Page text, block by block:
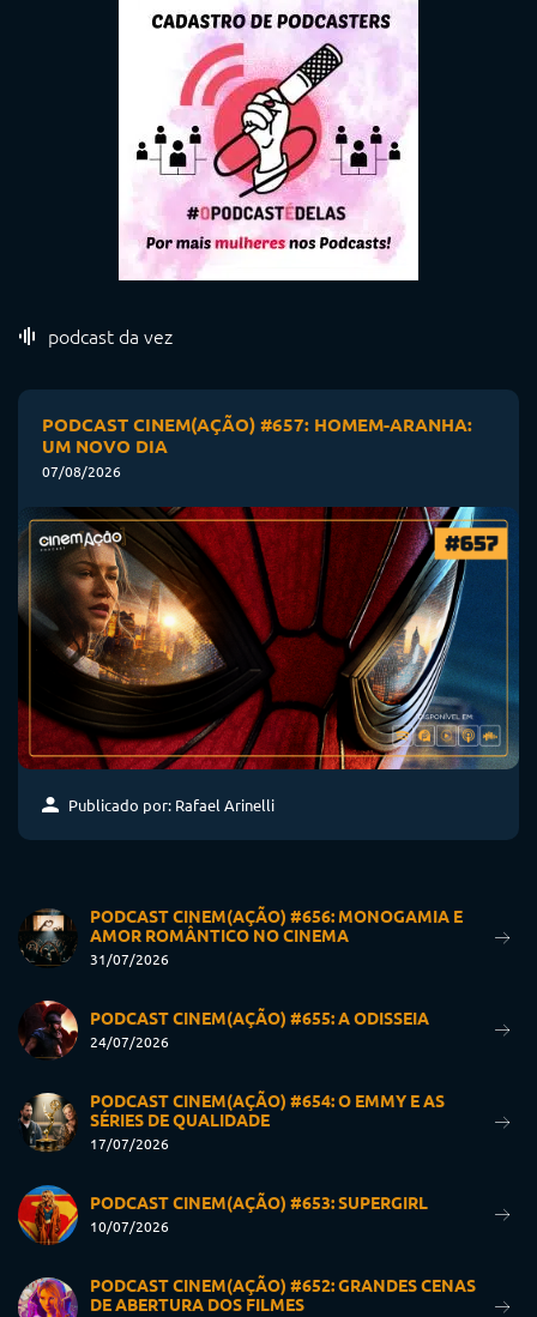
podcast da vez
PODCAST CINEM(AÇÃO) #657: HOMEM-ARANHA:
UM NOVO DIA
07/08/2026
Publicado por: Rafael Arinelli
PODCAST CINEM(AÇÃO) #656: MONOGAMIA E
AMOR ROMÂNTICO NO CINEMA
31/07/2026
PODCAST CINEM(AÇÃO) #655: A ODISSEIA
24/07/2026
PODCAST CINEM(AÇÃO) #654: O EMMY E AS
SÉRIES DE QUALIDADE
17/07/2026
PODCAST CINEM(AÇÃO) #653: SUPERGIRL
10/07/2026
PODCAST CINEM(AÇÃO) #652: GRANDES CENAS
DE ABERTURA DOS FILMES